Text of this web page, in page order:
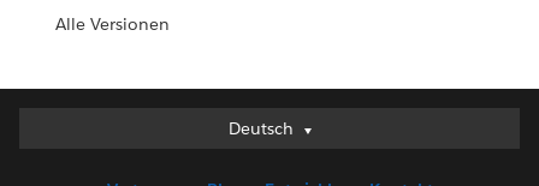
Alle Versionen
Deutsch
Deutsch